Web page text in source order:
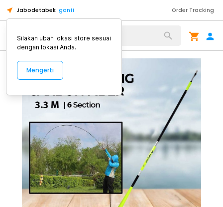
Jabodetabek ganti Order Tracking
Alat Kopi
Silakan ubah lokasi store sesuai
dengan lokasi Anda.
Mengerti